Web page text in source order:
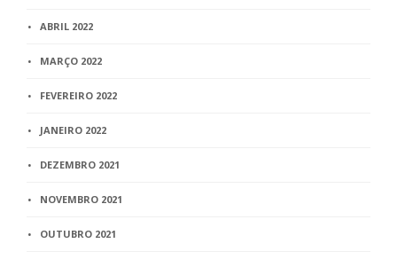
ABRIL 2022
MARÇO 2022
FEVEREIRO 2022
JANEIRO 2022
DEZEMBRO 2021
NOVEMBRO 2021
OUTUBRO 2021